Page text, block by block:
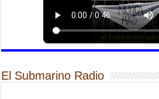
El Submarino Radio